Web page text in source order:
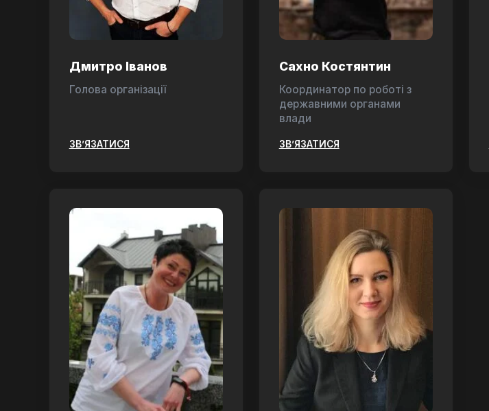
Дмитро Іванов
Голова організації
ЗВ’ЯЗАТИСЯ
Сахно Костянтин
Координатор по роботі з
державними органами
влади
ЗВ’ЯЗАТИСЯ